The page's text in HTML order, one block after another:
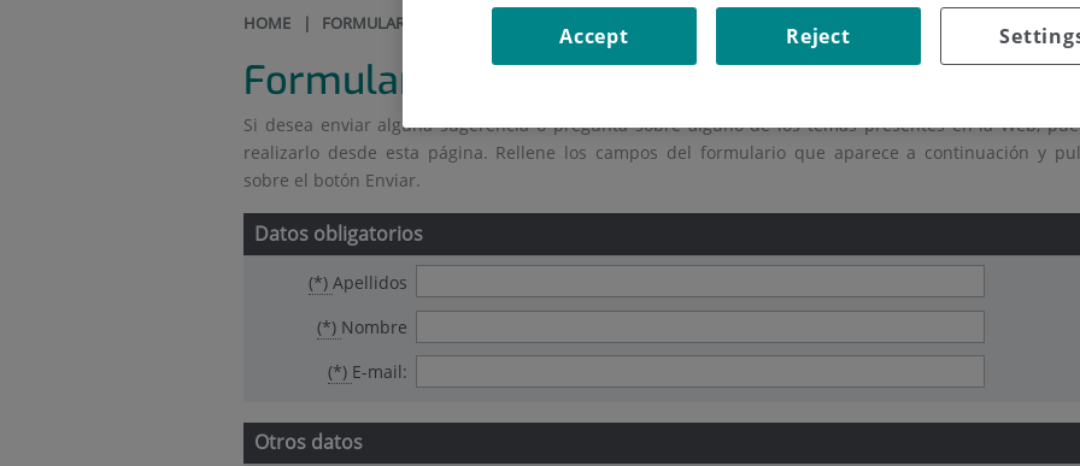
HOME | FORMULARIO DE CONTACTO
Formulario de contacto
Si desea enviar alguna sugerencia o pregunta sobre alguno de los temas presentes en la Web,
realizarlo desde esta página. Rellene los campos del formulario que aparece a continuación y
sobre el botón Enviar.
Datos obligatorios
(*) Apellidos
(*) Nombre
(*) E-mail:
Otros datos
Reject
Accept